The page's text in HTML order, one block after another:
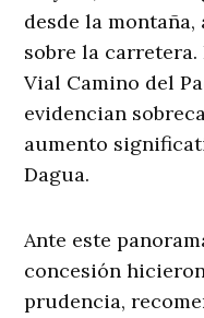
desde la
sobre la
Vial Camino del
evidencian
aumento
Dagua.
Ante este
concesión
prudencia,